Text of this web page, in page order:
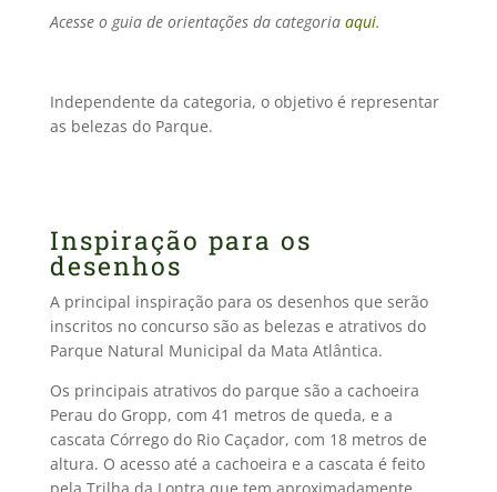
Acesse o guia de orientações da categoria aqui.
Independente da categoria, o objetivo é representar
as belezas do Parque.
Inspiração para os
desenhos
A principal inspiração para os desenhos que serão
inscritos no concurso são as belezas e atrativos do
Parque Natural Municipal da Mata Atlântica.
Os principais atrativos do parque são a cachoeira
Perau do Gropp, com 41 metros de queda, e a
cascata Córrego do Rio Caçador, com 18 metros de
altura. O acesso até a cachoeira e a cascata é feito